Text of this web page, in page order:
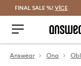
FINAL SALE %! VÍCE
Answear Ona